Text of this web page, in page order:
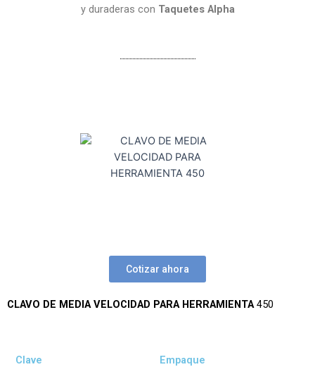
y duraderas con Taquetes Alpha
Cotizar ahora
CLAVO DE MEDIA VELOCIDAD PARA HERRAMIENTA450
Clave Empaque